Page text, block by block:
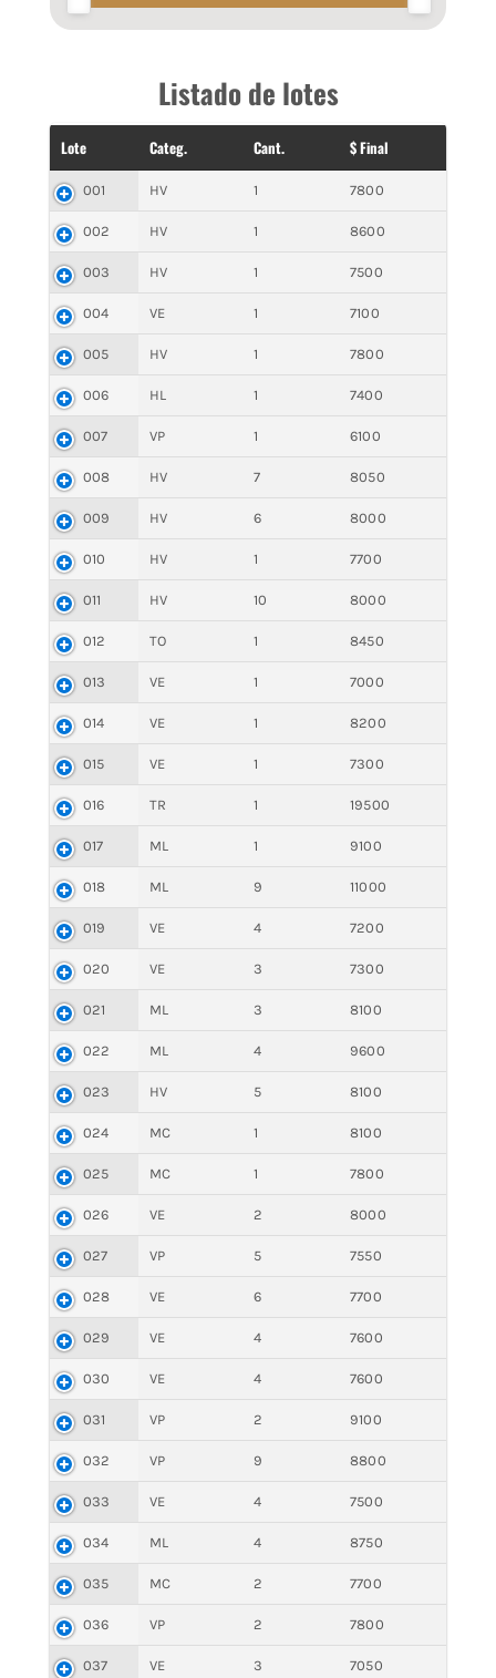
Listado de lotes
Lote Categ. Cant. $ Final
001 HV 1 7800
002 HV 1 8600
003 HV 1 7500
004 VE 1 7100
005 HV 1 7800
006 HL 1 7400
007 VP 1 6100
008 HV 7 8050
009 HV 6 8000
010 HV 1 7700
011 HV 10 8000
012 TO 1 8450
013 VE 1 7000
014 VE 1 8200
015 VE 1 7300
016 TR 1 19500
017 ML 1 9100
018 ML 9 11000
019 VE 4 7200
020 VE 3 7300
021 ML 3 8100
022 ML 4 9600
023 HV 5 8100
024 MC 1 8100
025 MC 1 7800
026 VE 2 8000
027 VP 5 7550
028 VE 6 7700
029 VE 4 7600
030 VE 4 7600
031 VP 2 9100
032 VP 9 8800
033 VE 4 7500
034 ML 4 8750
035 MC 2 7700
036 VP 2 7800
037 VE 3 7050